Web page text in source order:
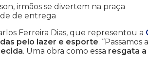
irmãos se divertem na praça
de entrega
Ferreira Dias, que representou a
pelo lazer e esporte. “Passamos
. Uma obra como essa resgata